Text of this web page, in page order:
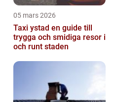
05 mars 2026
Taxi ystad en guide till
trygga och smidiga resor i
och runt staden